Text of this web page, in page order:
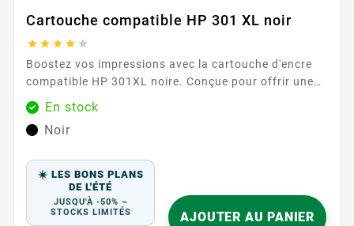
Cartouche compatible HP 301 XL noir
    
Boostez vos impressions avec la cartouche d'encre
compatible HP 301XL noire. Conçue pour offrir une
qualité d'impression exceptionnelle, cette cartouche
est idéale pour tous vos besoins d'impression, qu'il
s'agisse de documents professionnels ou de photos.
qui signifie qu'elle n'affiche pas les niveaux d'encre
restants. ...
En stock
Noir
☀️ LES BONS PLANS
DE L'ÉTÉ
JUSQU'À -50% –
STOCKS LIMITÉS
AJOUTER AU PANIER